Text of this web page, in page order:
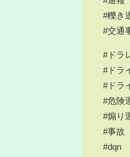
#轢き
#交通
#ドラ
#ドラ
#ドラ
#危険
#煽り
#事故
#dqn